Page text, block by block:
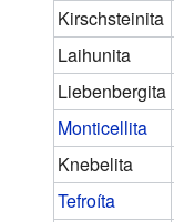
Kirschsteinita
Laihunita
Liebenbergita
Monticellita
Knebelita
Tefroíta